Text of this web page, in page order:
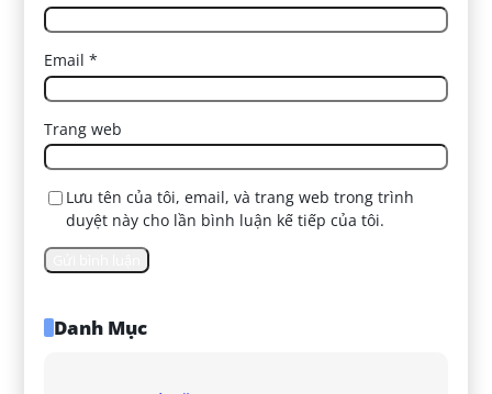
Email*
Trang web
Lưu tên của tôi, email, và trang web trong trình
duyệt này cho lần bình luận kế tiếp của tôi.
Danh Mục